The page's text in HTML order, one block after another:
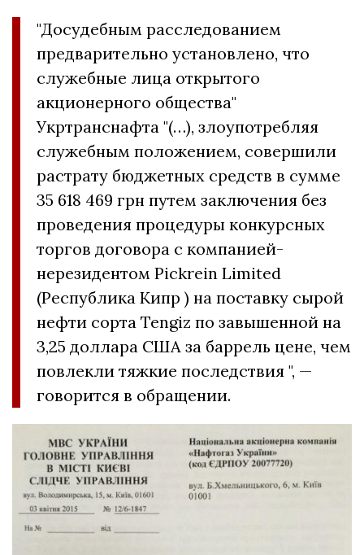
"Досудебным расследованием
предварительно установлено, что
служебные лица открытого
акционерного общества"
Укртранснафта "(…), злоупотребляя
служебным положением, совершили
растрату бюджетных средств в сумме
35 618 469 грн путем заключения без
проведения процедуры конкурсных
торгов договора с компанией-
нерезидентом Pickrein Limited
(Республика Кипр ) на поставку сырой
нефти сорта Tengiz по завышенной на
3,25 доллара США за баррель цене, чем
повлекли тяжкие последствия ", —
говорится в обращении.